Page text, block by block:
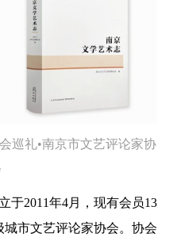
巡礼•南京市文艺评论家协
于2011年4月，现有会员13
市文艺评论家协会。协会